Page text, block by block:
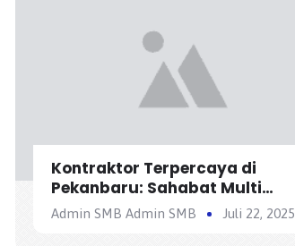
Kontraktor Terpercaya di
Pekanbaru: Sahabat Multi
Bangunan
Admin SMB Admin SMB Juli 22, 2025